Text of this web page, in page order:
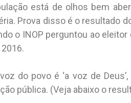
está de olhos bem
Prova disso é o resultado
o INOP perguntou ao
do povo é ‘a voz de
pública. (Veja abaixo o